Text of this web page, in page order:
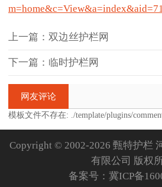
上一篇：双边丝护栏网
下一篇：临时护栏网
网友评论
模板文件不存在: ./template/plugins/
Copyright © 2002-2026 甄特护栏
有限公司 版权
备案号： 冀ICP备